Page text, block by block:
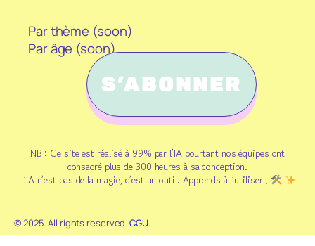
Par thème (soon)
Par âge (soon)
S’ABONNER
NB : Ce site est réalisé à 99% par l’IA pourtant nos équipes ont
consacré plus de 300 heures à sa conception.
L’IA n’est pas de la magie, c’est un outil. Apprends à l’utiliser !
© 2025. All rights reserved.CGU.